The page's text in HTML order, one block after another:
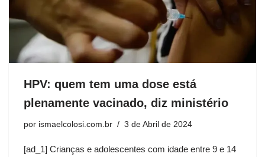
HPV: quem tem uma dose está
plenamente vacinado, diz ministério
por ismaelcolosi.com.br 3 de Abril de 2024
[ad_1] Crianças e adolescentes com idade entre 9 e 14